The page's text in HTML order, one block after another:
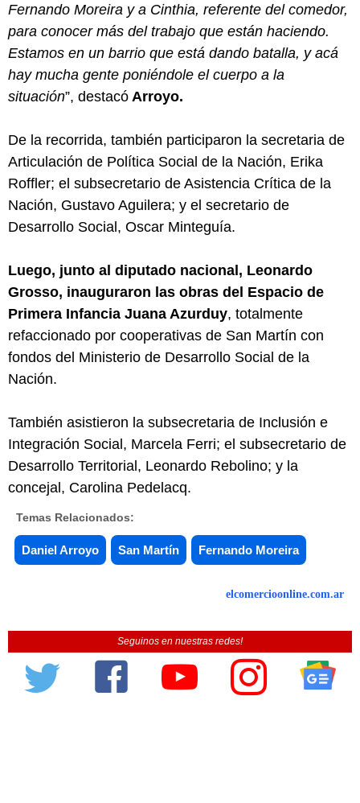
Fernando Moreira y a Cinthia, referente del comedor,
para conocer más del trabajo que están haciendo.
Estamos en un barrio que está dando batalla, y acá
hay mucha gente poniéndole el cuerpo a la
situación”, destacó Arroyo.
De la recorrida, también participaron la secretaria de
Articulación de Política Social de la Nación, Erika
Roffler; el subsecretario de Asistencia Crítica de la
Nación, Gustavo Aguilera; y el secretario de
Desarrollo Social, Oscar Minteguía.
Luego, junto al diputado nacional, Leonardo
Grosso, inauguraron las obras del Espacio de
Primera Infancia Juana Azurduy, totalmente
refaccionado por cooperativas de San Martín con
fondos del Ministerio de Desarrollo Social de la
Nación.
También asistieron la subsecretaria de Inclusión e
Integración Social, Marcela Ferri; el subsecretario de
Desarrollo Territorial, Leonardo Rebolino; y la
concejal, Carolina Pedelacq.
Temas Relacionados:
Daniel Arroyo San Martín Fernando Moreira
elcomercioonline.com.ar
Seguinos en nuestras redes!